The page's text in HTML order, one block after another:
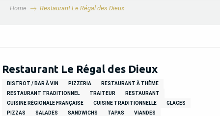
Home Restaurant Le Régal des Dieux
Restaurant Le Régal des Dieux
BISTROT / BAR À VIN PIZZERIA
RESTAURANT À THÈME
RESTAURANT TRADITIONNEL
TRAITEUR
RESTAURANT
CUISINE RÉGIONALE FRANÇAISE
CUISINE TRADITIONNELLE
GLACES
PIZZAS
SALADES SANDWICHS TAPAS VIANDES